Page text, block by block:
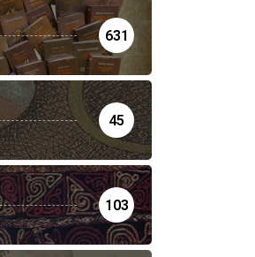
631
45
103